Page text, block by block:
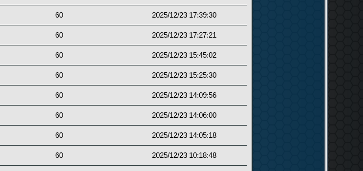
60 2025/12/23 17:39:30
60 2025/12/23 17:27:21
60 2025/12/23 15:45:02
60 2025/12/23 15:25:30
60 2025/12/23 14:09:56
60 2025/12/23 14:06:00
60 2025/12/23 14:05:18
60 2025/12/23 10:18:48